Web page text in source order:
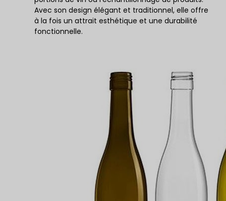
Avec son design élégant et traditionnel, elle offre
à la fois un attrait esthétique et une durabilité
fonctionnelle.